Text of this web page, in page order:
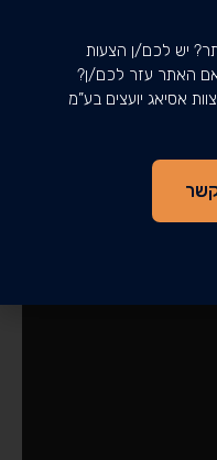
יש לכם/ן הצעות
האתר עזר לכם/ן?
אסיאג יועצים בע”מ